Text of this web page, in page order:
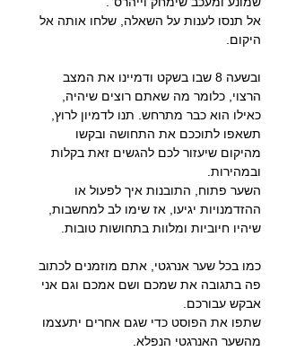
אל תנסו לענות על השאלה, שלחו אותה אל
היקום.
ובשעה 8 שבו בשקט ודמיינו את המצב
הרצוי, כלומר מה שאתם רוצים שיהיה,
כאילו הוא כבר מתרחש. תנו לדמיון לרוץ,
תשאפו לתוככם את התחושה ובקשו
מהיקום שיעזור לכם להגשים זאת בקלות
ובמהירות.
השער פתוח, התובנות איך לפעול או
ההזדמנויות יגיעו, אז שימו לב למחשבות,
שיהיו חיוביות ומלוות בתחושות טובות.
כמו בכל שער אנרגטי, אתם מוזמנים לכתוב
פה בתגובה את שמכם ושם אמכם וגם אני
אבקש עבורכם.
שתפו את הפוסט כדי שגם אחרים יתעצמו
מהשער האנרגטי הנפלא.